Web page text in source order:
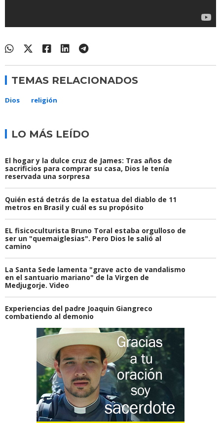
TEMAS RELACIONADOS
Dios religión
LO MÁS LEÍDO
El hogar y la dulce cruz de James: Tras años de
sacrificios para comprar su casa, Dios le tenía
reservada una sorpresa
Quién está detrás de la estatua del diablo de 11
metros en Brasil y cuál es su propósito
EL fisicoculturista Bruno Toral estaba orgulloso de
ser un "quemaiglesias". Pero Dios le salió al
camino
La Santa Sede lamenta "grave acto de vandalismo
en el santuario mariano" de la Virgen de
Medjugorje. Video
Experiencias del padre Joaquin Giangreco
combatiendo al demonio